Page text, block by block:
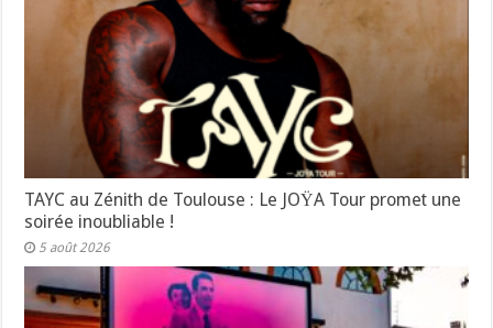
TAYC au Zénith de Toulouse : Le JOŸA Tour promet une
soirée inoubliable !
5 août 2026